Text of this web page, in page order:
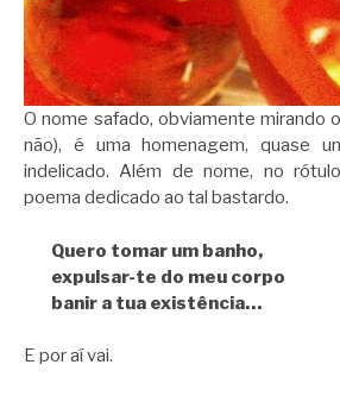
O nome safado, obviamente mirando
não), é uma homenagem, quase
indelicado. Além de nome, no
poema dedicado ao tal bastardo.
Quero tomar um banho,
expulsar-te do meu corpo
banir a tua existência…
E por aí vai.